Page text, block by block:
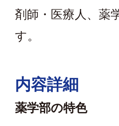
剤師・医療人、薬
す。
内容詳細
薬学部の特色